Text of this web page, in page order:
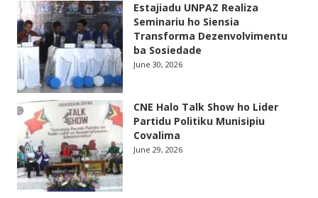
Estajiadu UNPAZ Realiza
Seminariu ho Siensia
Transforma Dezenvolvimentu
ba Sosiedade
June 30, 2026
CNE Halo Talk Show ho Lider
Partidu Politiku Munisipiu
Covalima
June 29, 2026